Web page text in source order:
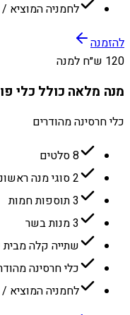
לחמניה המוציא /
להזמנה
120 ש״ח למנה
מנה מלאה כולל כלי
כלי חרסינה מהודרים
8 סלטים
2 סוגי מנה ראשונה
3 תוספות חמות
3 מנות בשר
שתייה קלה
כלי חרסינה
לחמניה המוציא /